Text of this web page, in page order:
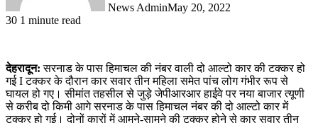
News AdminMay 20, 2022
30 1 minute read
देहरादून: सरनाड के पास हिमाचल की नंबर वाली दो आल्टो कार की टक्कर हो
गई I टक्कर के दौरान कार सवार तीन महिला समेत पांच लोग गंभीर रूप से
घायल हो गए। सीमांत तहसील से जुड़े जेपीआरआर हाईवे पर नया बाजार त्यूणी
से करीब दो किमी आगे सरनाड के पास हिमाचल नंबर की दो आल्टो कार में
टक्कर हो गई। दोनों कारों में आमने-सामने की टक्कर होने से कार सवार तीन